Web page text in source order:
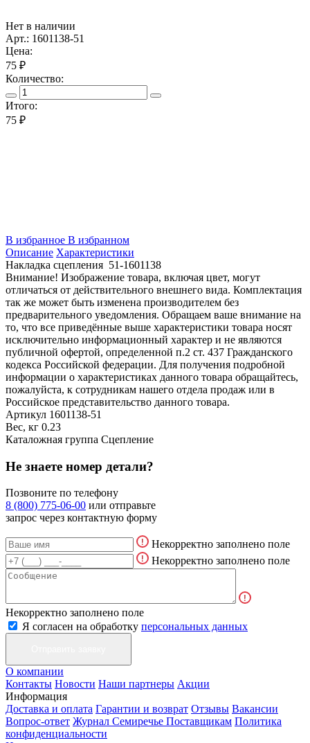
Нет в наличии
Арт.: 1601138-51
Цена:
75 ₽
Количество:
Итого:
75 ₽
В избранное В избранном
Описание Характеристики
Накладка сцепления 51-1601138
Внимание! Изображение товара, включая цвет, могут
отличаться от действительного внешнего вида. Комплектация
так же может быть изменена производителем без
предварительного уведомления. Обращаем ваше внимание на
то, что все приведённые выше характеристики товара носят
исключительно информационный характер и не являются
публичной офертой, определенной п.2 ст. 437 Гражданского
кодекса Российской федерации. Для получения подробной
информации о характеристиках данного товара обращайтесь,
пожалуйста, к сотрудникам нашего отдела продаж или в
Российское представительство данного товара.
Артикул 1601138-51
Вес, кг 0.23
Каталожная группа Сцепление
Не знаете номер детали?
Позвоните по телефону
8 (800) 775-06-00 или отправьте
запрос через контактную форму
Некорректно заполнено поле
Некорректно заполнено поле
Некорректно заполнено поле
Я согласен на обработку персональных данных
О компании
Контакты Новости Наши партнеры Акции
Информация
Доставка и оплата Гарантии и возврат Отзывы Вакансии
Вопрос-ответ Журнал Семиречье Поставщикам Политика
конфиденциальности